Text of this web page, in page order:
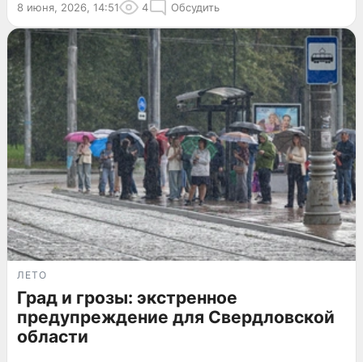
8 июня, 2026, 14:51 4 Обсудить
ЛЕТО
Град и грозы: экстренное
предупреждение для Свердловской
области